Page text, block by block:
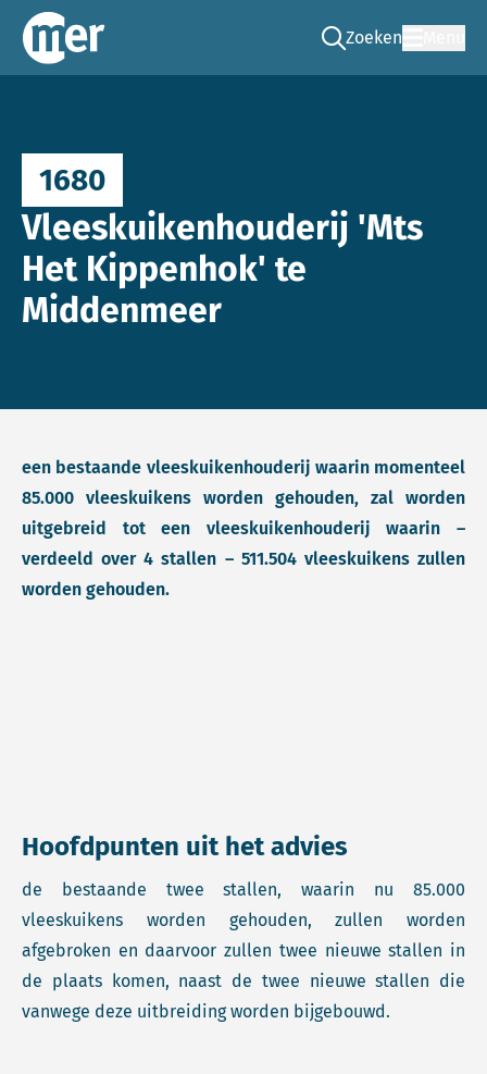
Commissie mer
Zoeken
Ga naar de zoek
1680
Vleeskuikenhouderij 'Mts
Het Kippenhok' te
Middenmeer
een bestaande vleeskuikenhouderij waarin momenteel
85.000 vleeskuikens worden gehouden, zal worden
uitgebreid tot een vleeskuikenhouderij waarin –
verdeeld over 4 stallen – 511.504 vleeskuikens zullen
worden gehouden.
Hoofdpunten uit het advies
de bestaande twee stallen, waarin nu 85.000
vleeskuikens worden gehouden, zullen worden
afgebroken en daarvoor zullen twee nieuwe stallen in
de plaats komen, naast de twee nieuwe stallen die
vanwege deze uitbreiding worden bijgebouwd.